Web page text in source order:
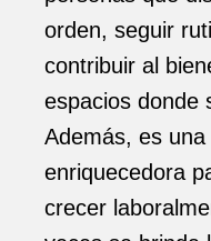
orden, seguir
contribuir al
espacios donde
Además, es
enriquecedora
crecer